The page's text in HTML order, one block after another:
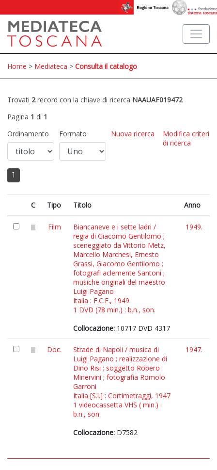
Home > Mediateca > Consulta il catalogo
Trovati 2record con la chiave di ricerca NAAUAF019472
Pagina 1 di 1
Ordinamento
Formato Nuova ricerca
Modifica criteri
di ricerca
1
C Tipo Titolo Anno
Film
Biancaneve e i sette ladri /
regia di Giacomo Gentilomo ;
sceneggiato da Vittorio Metz,
Marcello Marchesi, Ernesto
Grassi, Giacomo Gentilomo ;
fotografi aclemente Santoni ;
musiche originali del maestro
Luigi Pagano
Italia : F.C.F., 1949
1 DVD (78 min.) : b.n., son.
Collocazione: 10717 DVD 4317
1949.
Doc.
Strade di Napoli / musica di
Luigi Pagano ; realizzazione di
Dino Risi ; soggetto Robero
Minervini ; fotografia Romolo
Garroni
Italia [S.l.] : Cortimetraggi, 1947
1 videocassetta VHS ( min.) :
b.n., son.
Collocazione: D7582
1947.